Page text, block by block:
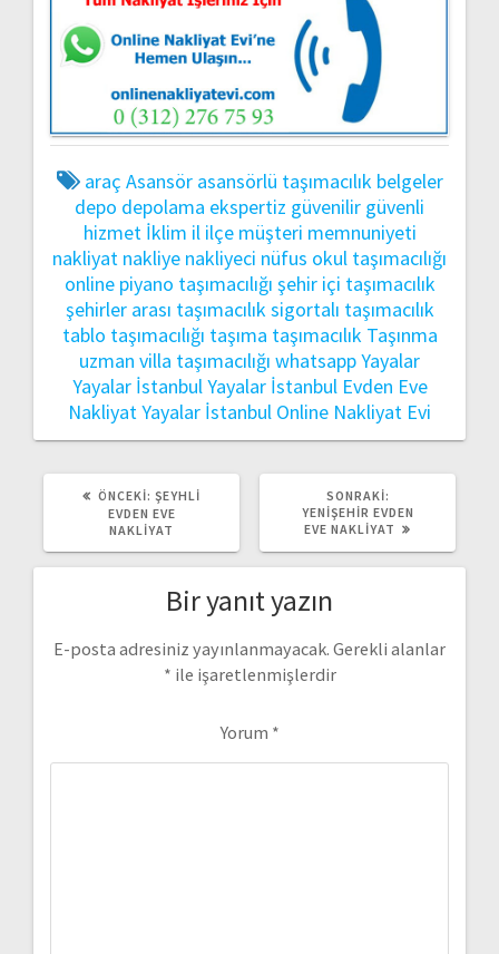
araç Asansör asansörlü taşımacılık belgeler
depo depolama ekspertiz güvenilir güvenli
hizmet İklim il ilçe müşteri memnuniyeti
nakliyat nakliye nakliyeci nüfus okul taşımacılığı
online piyano taşımacılığı şehir içi taşımacılık
şehirler arası taşımacılıksigortalı taşımacılık
tablo taşımacılığı taşıma taşımacılık Taşınma
uzman villa taşımacılığı whatsappYayalar
Yayalar İstanbulYayalar İstanbul Evden Eve
NakliyatYayalar İstanbul Online Nakliyat Evi
ÖNCEKI: ÖNCEKI
YAZI:
ŞEYHLI
EVDEN EVE
NAKLIYAT
SONRAKI:
YAZI:
YENIŞEHIR EVDEN
EVE NAKLIYAT
Bir yanıt yazın
E-posta adresiniz yayınlanmayacak. Gerekli alanlar
* ile işaretlenmişlerdir
Yorum *